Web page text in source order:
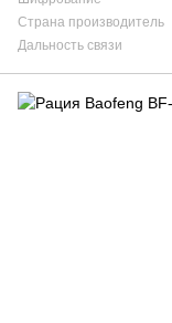
Страна производитель
Дальность связи